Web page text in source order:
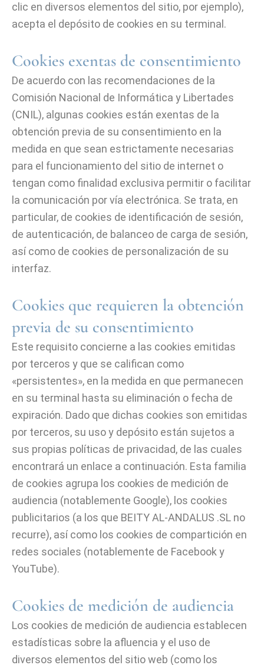
clic en diversos elementos del sitio, por ejemplo),
acepta el depósito de cookies en su terminal.
Cookies exentas de consentimiento
De acuerdo con las recomendaciones de la
Comisión Nacional de Informática y Libertades
(CNIL), algunas cookies están exentas de la
obtención previa de su consentimiento en la
medida en que sean estrictamente necesarias
para el funcionamiento del sitio de internet o
tengan como finalidad exclusiva permitir o facilitar
la comunicación por vía electrónica. Se trata, en
particular, de cookies de identificación de sesión,
de autenticación, de balanceo de carga de sesión,
así como de cookies de personalización de su
interfaz.
Cookies que requieren la obtención
previa de su consentimiento
Este requisito concierne a las cookies emitidas
por terceros y que se califican como
«persistentes», en la medida en que permanecen
en su terminal hasta su eliminación o fecha de
expiración. Dado que dichas cookies son emitidas
por terceros, su uso y depósito están sujetos a
sus propias políticas de privacidad, de las cuales
encontrará un enlace a continuación. Esta familia
de cookies agrupa los cookies de medición de
audiencia (notablemente Google), los cookies
publicitarios (a los que BEITY AL-ANDALUS .SL no
recurre), así como los cookies de compartición en
redes sociales (notablemente de Facebook y
YouTube).
Cookies de medición de audiencia
Los cookies de medición de audiencia establecen
estadísticas sobre la afluencia y el uso de
diversos elementos del sitio web (como los